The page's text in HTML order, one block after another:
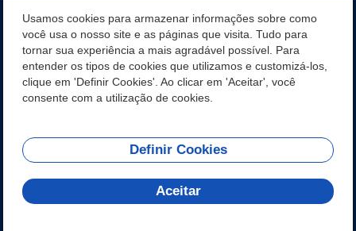
APLICATIVO
SECRETARIAS
REDES SOCIAIS
Usamos cookies para armazenar informações sobre como
você usa o nosso site e as páginas que visita. Tudo para
tornar sua experiência a mais agradável possível. Para
entender os tipos de cookies que utilizamos e customizá-los,
clique em 'Definir Cookies'. Ao clicar em 'Aceitar', você
consente com a utilização de cookies.
Definir Cookies
Aceitar